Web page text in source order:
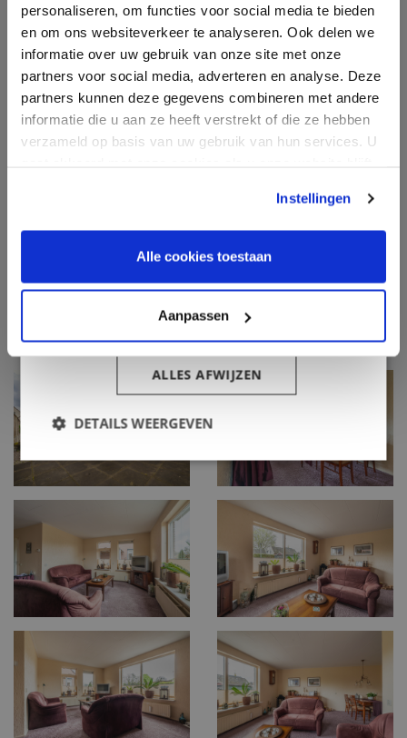
personaliseren, om functies voor social media te bieden
en om ons websiteverkeer te analyseren. Ook delen we
informatie over uw gebruik van onze site met onze
partners voor social media, adverteren en analyse. Deze
partners kunnen deze gegevens combineren met andere
informatie die u aan ze heeft verstrekt of die ze hebben
verzameld op basis van uw gebruik van hun services. U
Instellingen
Alle cookies toestaan
Aanpassen
Financiering
Nieuws & blog
Over ons
Contact
Informatie
Oosterveld Makelaardij
9591 AK Onstwedde
info@oosterveld-makelaardij.nl
0599 - 65 06 54
Routebeschrijving
advertentie- en analysepartners, die deze
kunnen combineren met andere informatie die
u aan hen heeft verstrekt of die zij hebben
verzameld door uw gebruik van hun diensten.
Privacybeleid
Strikt
noodzakelijk
Prestatie Targeting
ALLES ACCEPTEREN
ALLES AFWIJZEN
DETAILS WEERGEVEN